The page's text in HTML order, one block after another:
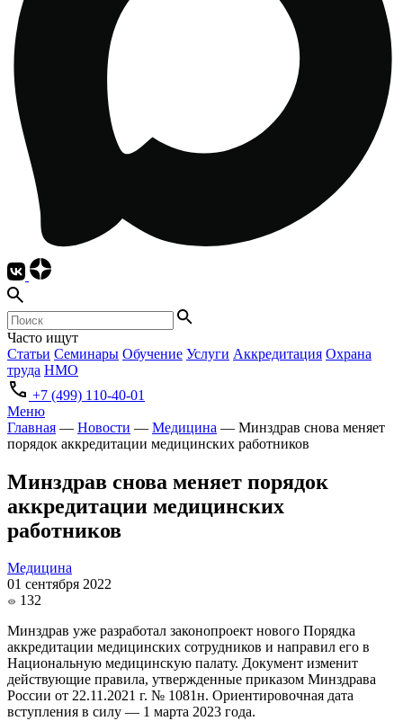
Часто ищут
Статьи Семинары Обучение Услуги Аккредитация Охрана
труда НМО
+7 (499) 110-40-01
Меню
Главная — Новости — Медицина — Минздрав снова меняет
порядок аккредитации медицинских работников
Минздрав снова меняет порядок
аккредитации медицинских
работников
Медицина
01 сентября 2022
132
Минздрав уже разработал законопроект нового Порядка
аккредитации медицинских сотрудников и направил его в
Национальную медицинскую палату. Документ изменит
действующие правила, утвержденные приказом Минздрава
России от 22.11.2021 г. № 1081н. Ориентировочная дата
вступления в силу — 1 марта 2023 года.